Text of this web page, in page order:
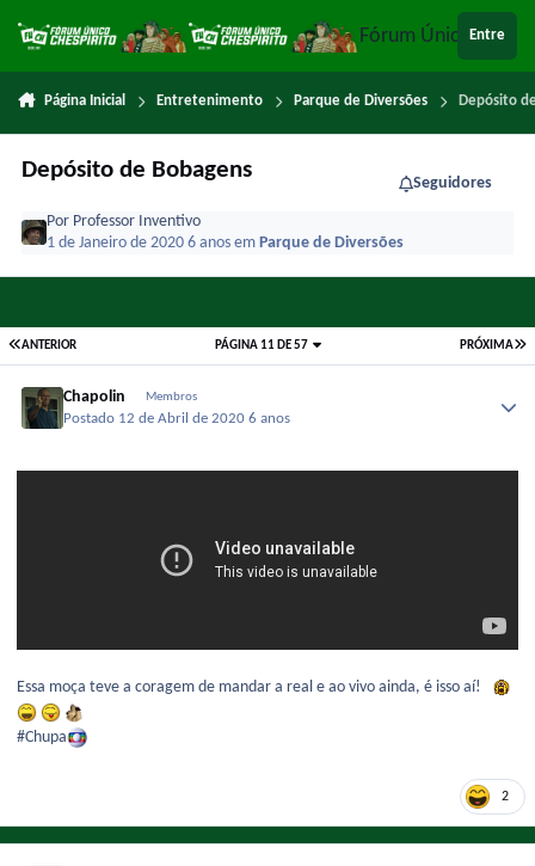
Fórum ÚnicoEntre
Página Inicial Entretenimento Parque de Diversões Depósito
Depósito de Bobagens
Seguidores
Por Professor Inventivo
1 de Janeiro de 20206 anosem Parque de Diversões
ANTERIOR PRÓXIMA
PÁGINA 11 DE 57
Chapolin Membros
Postado 12 de Abril de 20206 anos
Essa moça teve a coragem de mandar a real e ao vivo ainda, é isso aí!
#Chupa
2